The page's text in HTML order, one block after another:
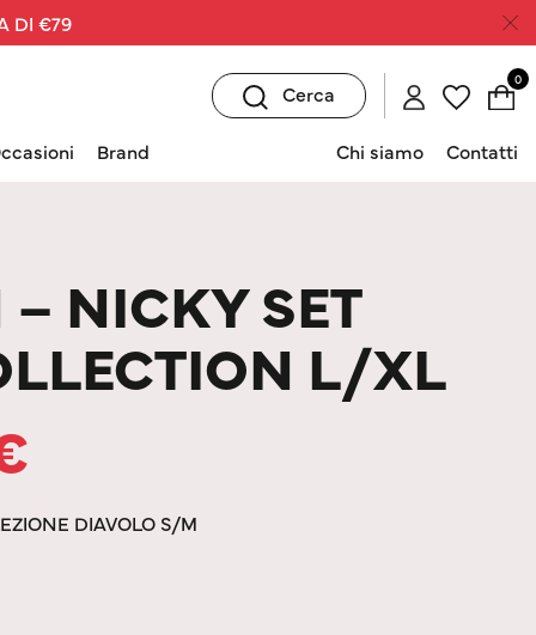
DI €79
Cerca
0
Brand Chi siamo Contatti
NICKY SET
L/XL
DIAVOLO S/M